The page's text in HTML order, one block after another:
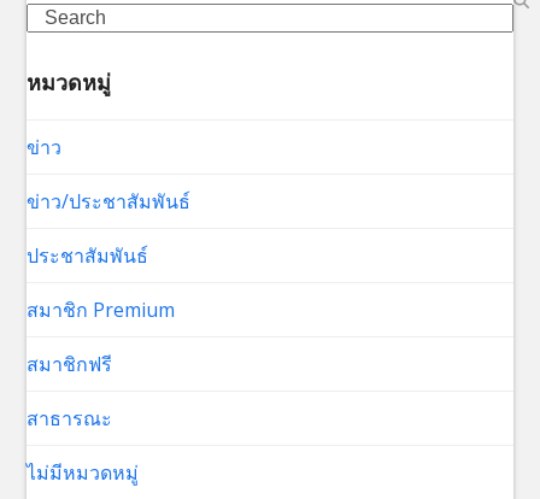
Search
หมวดหมู่
ข่าว
ข่าว/ประชาสัมพันธ์
ประชาสัมพันธ์
สมาชิก Premium
สมาชิกฟรี
สาธารณะ
ไม่มีหมวดหมู่